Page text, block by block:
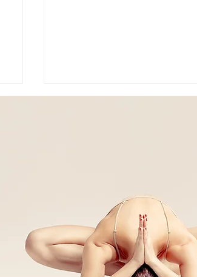
𝐌𝐄𝐃𝐈𝐓𝐀𝐙𝐈𝐎𝐍𝐄 𝐒𝐎𝐍𝐎𝐑𝐀
𝐀𝐋𝐋𝐀 𝐑𝐄𝐆𝐈𝐍𝐀 𝐃𝐄𝐋 𝐁𝐎𝐒𝐂𝐎